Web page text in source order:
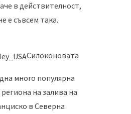
в действителност,
е съвсем така.
Силоконовата
много популярна
на залива на
в Северна